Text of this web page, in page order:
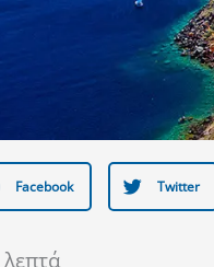
Facebook Twitter
λεπτά